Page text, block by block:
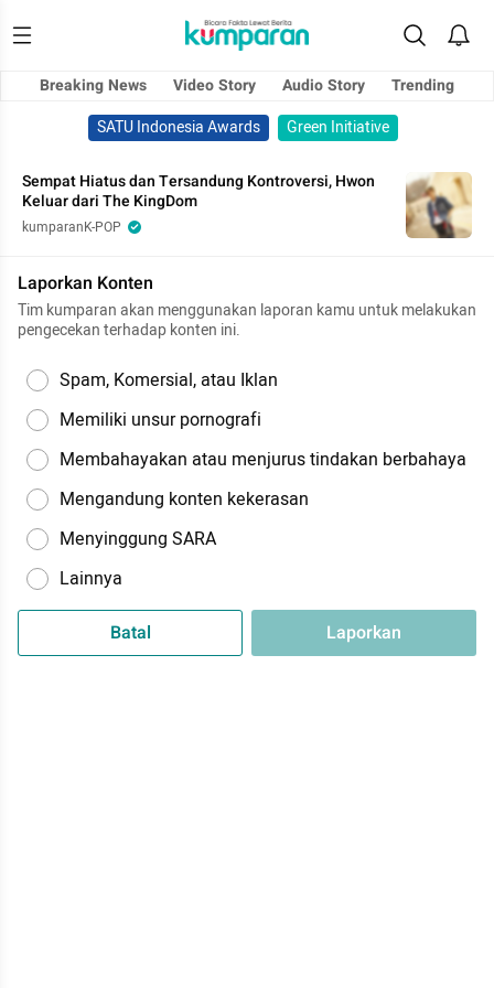
Breaking News Video Story Audio Story
Trending
SATU Indonesia Awards
Green Initiative
Sempat Hiatus dan Tersandung Kontroversi, Hwon
Keluar dari The KingDom
kumparanK-POP
Laporkan Konten
Tim kumparan akan menggunakan laporan kamu untuk melakukan
pengecekan terhadap konten ini.
Spam, Komersial, atau Iklan
Memiliki unsur pornografi
Membahayakan atau menjurus tindakan berbahaya
Mengandung konten kekerasan
Menyinggung SARA
Lainnya
Batal Laporkan